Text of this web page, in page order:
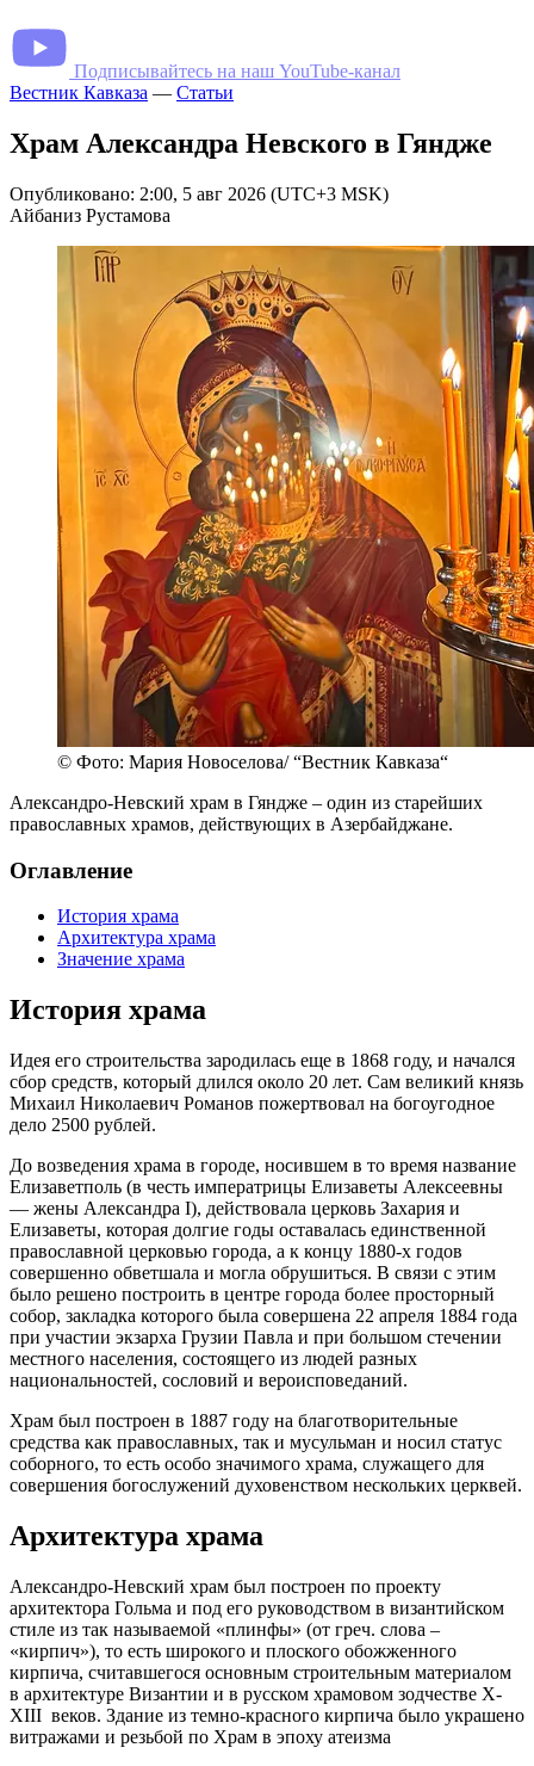
Подписывайтесь на наш YouTube-канал
Вестник Кавказа — Статьи
Храм Александра Невского в Гяндже
Опубликовано: 2:00, 5 авг 2026 (UTC+3 MSK)
Айбаниз Рустамова
© Фото: Мария Новоселова/ “Вестник Кавказа“
Александро-Невский храм в Гяндже – один из старейших
православных храмов, действующих в Азербайджане.
Оглавление
История храма
Архитектура храма
Значение храма
История храма
Идея его строительства зародилась еще в 1868 году, и начался
сбор средств, который длился около 20 лет. Сам великий князь
Михаил Николаевич Романов пожертвовал на богоугодное
дело 2500 рублей.
До возведения храма в городе, носившем в то время название
Елизаветполь (в честь императрицы Елизаветы Алексеевны
— жены Александра I), действовала церковь Захария и
Елизаветы, которая долгие годы оставалась единственной
православной церковью города, а к концу 1880-х годов
совершенно обветшала и могла обрушиться. В связи с этим
было решено построить в центре города более просторный
собор, закладка которого была совершена 22 апреля 1884 года
при участии экзарха Грузии Павла и при большом стечении
местного населения, состоящего из людей разных
национальностей, сословий и вероисповеданий.
Храм был построен в 1887 году на благотворительные
средства как православных, так и мусульман и носил статус
соборного, то есть особо значимого храма, служащего для
совершения богослужений духовенством нескольких церквей.
Архитектура храма
Александро-Невский храм был построен по проекту
архитектора Гольма и под его руководством в византийском
стиле из так называемой «плинфы» (от греч. слова –
«кирпич»), то есть широкого и плоского обожженного
кирпича, считавшегося основным строительным материалом
в архитектуре Византии и в русском храмовом зодчестве X-
XIII веков. Здание из темно-красного кирпича было украшено
витражами и резьбой по Храм в эпоху атеизма